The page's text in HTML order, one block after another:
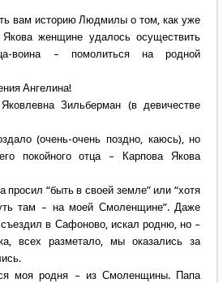
вам историю Людмилы о том, как уже
женщине удалось осуществить
воина – помолиться на родной
Ангелина!
Зильберман (в девичестве
(очень-очень поздно, каюсь), но
покойного отца – Карпова Якова
просил “быть в своей земле” или “хотя
там – на моей Смоленщине”. Даже
в Сафоново, искал родню, но –
всех разметало, мы оказались за
моя родня – из Смоленщины. Папа